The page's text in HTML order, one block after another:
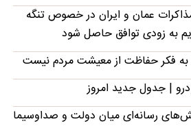
عمان و ایران در خصوص تنگه
به زودی توافق حاصل شود
به فکر حفاظت از معیشت مردم نیست
| جدول جدید امروز
رسانه‌ای میان دولت و صداوسیما